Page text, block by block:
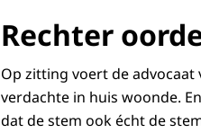
Rechter
Op zitting voert de advocaat
verdachte in huis woonde.
dat de stem ook écht de